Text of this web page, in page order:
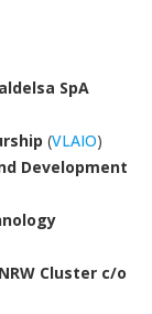
SpA
(VLAIO)
Development
Cluster c/o